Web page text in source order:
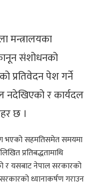
मन्त्रालयका
संशोधनको
प्रतिवेदन पेश गर्ने
नदेखिएको र कार्यदल
छ ।
भएको सहमतिसमेत समयमा
प्रतिबद्धतामाथि
र यसबाट नेपाल सरकारको
सरकारको ध्यानाकर्षण गराउन